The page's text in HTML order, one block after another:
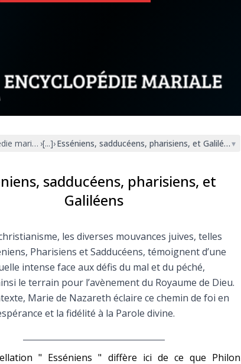
À propos Facebook Infos légales
À la une
Chapelet pour le monde
Contact
Faire un don
Marie de Nazareth
mariale
›[...]›Esséniens, sadducéens, pharisiens, et Galiléens
▾
sadducéens, pharisiens, et
Galiléens
les diverses mouvances juives, telles
Pharisiens et Sadducéens, témoignent d’une
intense face aux défis du mal et du péché,
le terrain pour l’avènement du Royaume de Dieu.
Marie de Nazareth éclaire ce chemin de foi en
et la fidélité à la Parole divine.
" Esséniens " diffère ici de ce que Philon